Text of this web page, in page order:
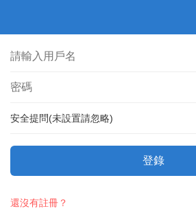
安全提問(未設置請忽略)
登錄
還沒有註冊？